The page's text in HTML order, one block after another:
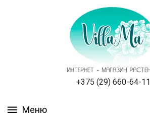
+375 (29) 660-64-11
НОВОСТИ,
АКЦИИ